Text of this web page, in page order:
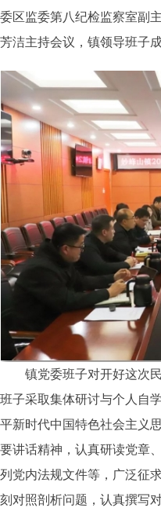
委区监委第八纪检监察室副
芳洁主持会议，镇领导班子
镇党委班子对开好这次民
班子采取集体研讨与个人自
平新时代中国特色社会主义
要讲话精神，认真研读党章
列党内法规文件等，广泛征
刻对照剖析问题，认真撰写